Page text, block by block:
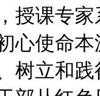
授课专
心使命
树立和